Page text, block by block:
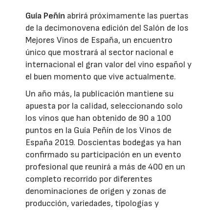
Guía Peñín abrirá próximamente las puertas
de la decimonovena edición del Salón de los
Mejores Vinos de España, un encuentro
único que mostrará al sector nacional e
internacional el gran valor del vino español y
el buen momento que vive actualmente.
Un año más, la publicación mantiene su
apuesta por la calidad, seleccionando solo
los vinos que han obtenido de 90 a 100
puntos en la Guía Peñín de los Vinos de
España 2019. Doscientas bodegas ya han
confirmado su participación en un evento
profesional que reunirá a más de 400 en un
completo recorrido por diferentes
denominaciones de origen y zonas de
producción, variedades, tipologías y